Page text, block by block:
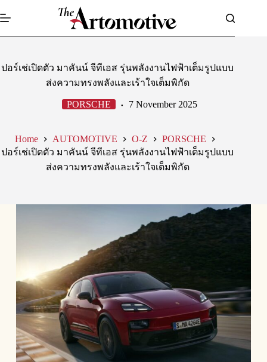
to
ปอร์เช่เปิดตัว มาคันน์ จีทีเอส รุ่นพลังงานไฟฟ้าเต็มรูปแบบ
ส่งความทรงพลังและเร้าใจเต็มพิกัด
PORSCHE 7 November 2025
Home AUTOMOTIVE O-Z
PORSCHE
ปอร์เช่เปิดตัว มาคันน์ จีทีเอส รุ่นพลังงานไฟฟ้าเต็มรูปแบบ
ส่งความทรงพลังและเร้าใจเต็มพิกัด